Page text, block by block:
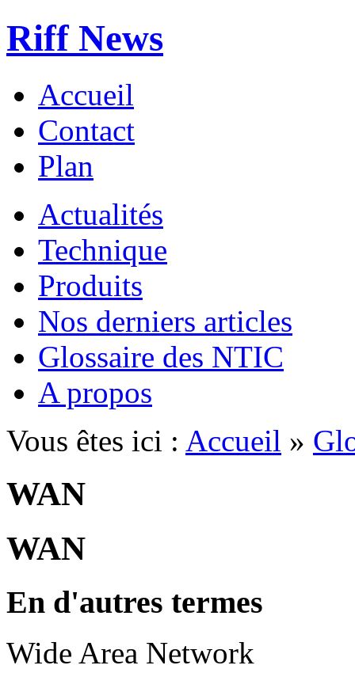
Riff News
Accueil
Contact
Plan
Actualités
Technique
Produits
Nos derniers articles
Glossaire des NTIC
A propos
Vous êtes ici : Accueil »
WAN
WAN
En d'autres termes
Wide Area Network